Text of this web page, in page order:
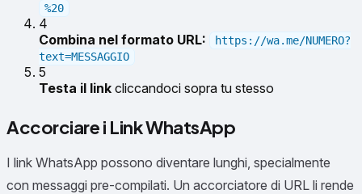
%20
4
Combina nel formato URL:
https://wa.me/NUMERO?
text=MESSAGGIO
5
Testa il link cliccandoci sopra tu stesso
Accorciare i Link WhatsApp
I link WhatsApp possono diventare lunghi, specialmente
con messaggi pre-compilati. Un accorciatore di URL li rende